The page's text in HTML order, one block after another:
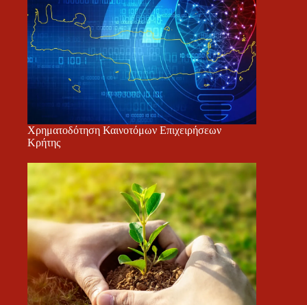
Χρηματοδότηση Καινοτόμων Επιχειρήσεων
Κρήτης